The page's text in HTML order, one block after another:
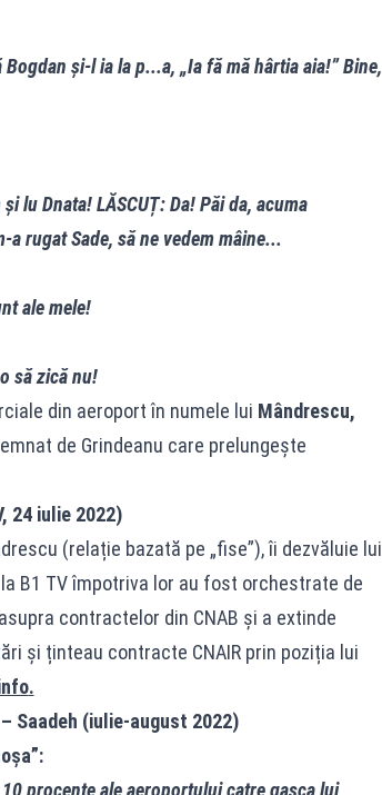
și-l ia la p...a, „Ia fă mă hârtia aia!” Bine,
lu Dnata! LĂSCUȚ: Da! Păi da, acuma
rugat Sade, să ne vedem mâine...
ale mele!
să zică nu!
din aeroport în numele lui Mândrescu,
de Grindeanu care prelungește
24 iulie 2022)
(relație bazată pe „fise”), îi dezvăluie lui
B1 TV împotriva lor au fost orchestrate de
contractelor din CNAB și a extinde
și ținteau contracte CNAIR prin poziția lui
.
Saadeh (iulie-august 2022)
procente ale aeroportului catre gasca lui